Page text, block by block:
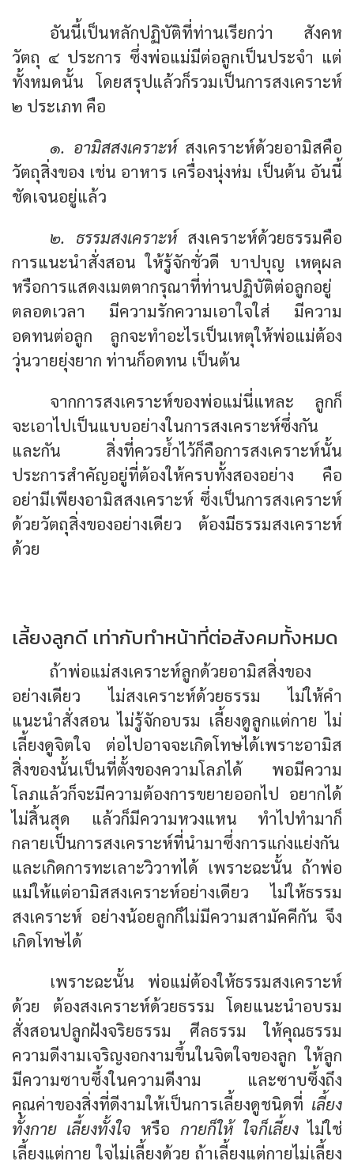
อันนี้เป็นหลักปฏิบัติที่ท่านเรียกว่า สังคห
วัตถุ ๔ ประการ ซึ่งพ่อแม่มีต่อลูกเป็นประจำ แต่
ทั้งหมดนั้น โดยสรุปแล้วก็รวมเป็นการสงเคราะห์
๒ ประเภท คือ
๑. อามิสสงเคราะห์สงเคราะห์ด้วยอามิสคือ
วัตถุสิ่งของ เช่น อาหาร เครื่องนุ่งห่ม เป็นต้น อันนี้
ชัดเจนอยู่แล้ว
๒. ธรรมสงเคราะห์สงเคราะห์ด้วยธรรมคือ
การแนะนำสั่งสอน ให้รู้จักชั่วดี บาปบุญ เหตุผล
หรือการแสดงเมตตากรุณาที่ท่านปฏิบัติต่อลูกอยู่
ตลอดเวลา มีความรักความเอาใจใส่ มีความ
อดทนต่อลูก ลูกจะทำอะไรเป็นเหตุให้พ่อแม่ต้อง
วุ่นวายยุ่งยาก ท่านก็อดทน เป็นต้น
จากการสงเคราะห์ของพ่อแม่นี่แหละ ลูกก็
จะเอาไปเป็นแบบอย่างในการสงเคราะห์ซึ่งกัน
และกัน สิ่งที่ควรย้ำไว้ก็คือการสงเคราะห์นั้น
ประการสำคัญอยู่ที่ต้องให้ครบทั้งสองอย่าง คือ
อย่ามีเพียงอามิสสงเคราะห์ ซึ่งเป็นการสงเคราะห์
ด้วยวัตถุสิ่งของอย่างเดียว ต้องมีธรรมสงเคราะห์
ด้วย
เลี้ยงลูกดี เท่ากับทำหน้าที่ต่อสังคมทั้งหมด
ถ้าพ่อแม่สงเคราะห์ลูกด้วยอามิสสิ่งของ
อย่างเดียว ไม่สงเคราะห์ด้วยธรรม ไม่ให้คำ
แนะนำสั่งสอน ไม่รู้จักอบรม เลี้ยงดูลูกแต่กาย ไม่
เลี้ยงดูจิตใจ ต่อไปอาจจะเกิดโทษได้เพราะอามิส
สิ่งของนั้นเป็นที่ตั้งของความโลภได้ พอมีความ
โลภแล้วก็จะมีความต้องการขยายออกไป อยากได้
ไม่สิ้นสุด แล้วก็มีความหวงแหน ทำไปทำมาก็
กลายเป็นการสงเคราะห์ที่นำมาซึ่งการแก่งแย่งกัน
และเกิดการทะเลาะวิวาทได้ เพราะฉะนั้น ถ้าพ่อ
แม่ให้แต่อามิสสงเคราะห์อย่างเดียว ไม่ให้ธรรม
สงเคราะห์ อย่างน้อยลูกก็ไม่มีความสามัคคีกัน จึง
เกิดโทษได้
เพราะฉะนั้น พ่อแม่ต้องให้ธรรมสงเคราะห์
ด้วย ต้องสงเคราะห์ด้วยธรรม โดยแนะนำอบรม
สั่งสอนปลูกฝังจริยธรรม ศีลธรรม ให้คุณธรรม
ความดีงามเจริญงอกงามขึ้นในจิตใจของลูก ให้ลูก
มีความซาบซึ้งในความดีงาม และซาบซึ้งถึง
คุณค่าของสิ่งที่ดีงามให้เป็นการเลี้ยงดูชนิดที่ เลี้ยง
ทั้งกาย เลี้ยงทั้งใจ หรือ กายก็ให้ ใจก็เลี้ยงไม่ใช่
เลี้ยงแต่กาย ใจไม่เลี้ยงด้วย ถ้าเลี้ยงแต่กายไม่เลี้ยง